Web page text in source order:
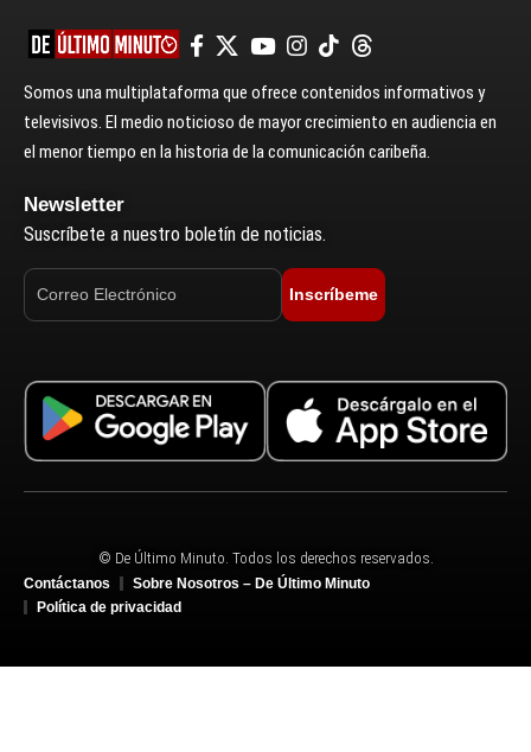
Somos una multiplataforma que ofrece contenidos informativos y
televisivos. El medio noticioso de mayor crecimiento en audiencia en
el menor tiempo en la historia de la comunicación caribeña.
Newsletter
Suscríbete a nuestro boletín de noticias.
Inscríbeme
© De Último Minuto. Todos los derechos reservados.
Contáctanos
Sobre Nosotros – De Último Minuto
Política de privacidad